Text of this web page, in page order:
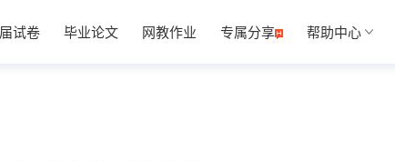
试卷 毕业论文 网教作业 专属分享 帮助中心